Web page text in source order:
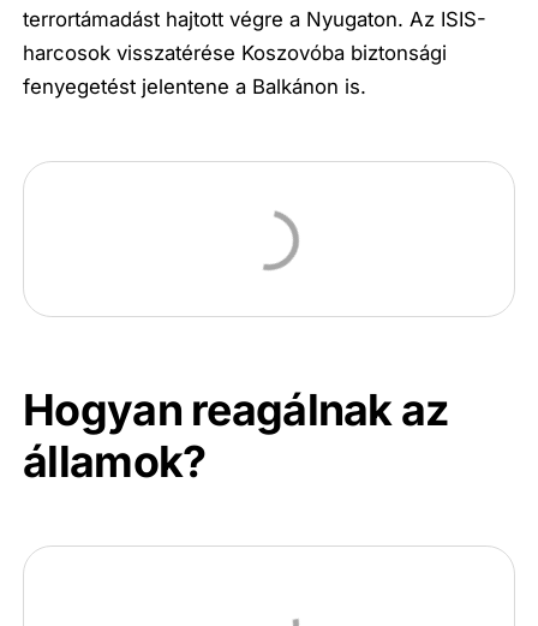
terrortámadást hajtott végre a Nyugaton. Az ISIS-
harcosok visszatérése Koszovóba biztonsági
fenyegetést jelentene a Balkánon is.
Hogyan reagálnak az
államok?